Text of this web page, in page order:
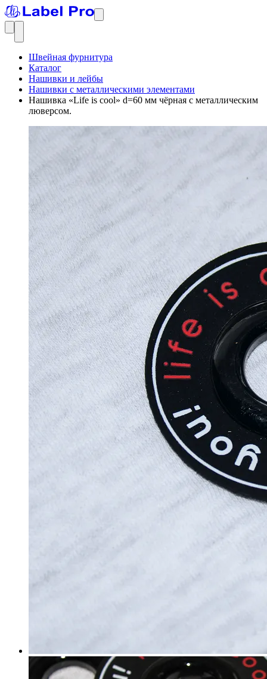
Швейная фурнитура
Каталог
Нашивки и лейбы
Нашивки с металлическими элементами
Нашивка «Life is cool» d=60 мм чёрная с металлическим
люверсом.